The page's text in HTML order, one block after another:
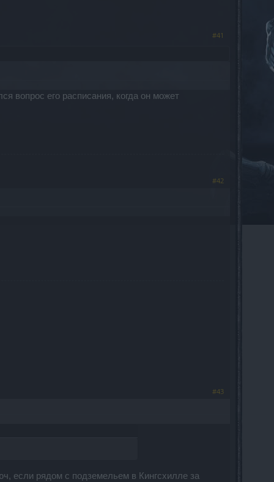
#41
вопрос его расписания, когда он может
#42
#43
если рядом с подземельем в Кингсхилле за